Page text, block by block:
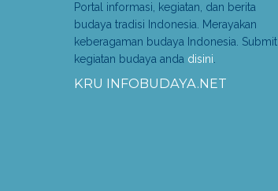
Portal informasi, kegiatan, dan berita
budaya tradisi Indonesia. Merayakan
keberagaman budaya Indonesia. Submit
kegiatan budaya anda disini.
KRU INFOBUDAYA.NET